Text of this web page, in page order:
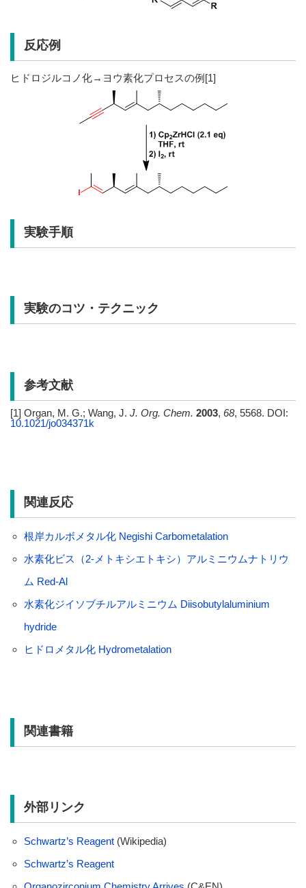
反応例
ヒドロジルコノ化→ヨウ素化プロセスの例[1]
実験手順
実験のコツ・テクニック
参考文献
[1] Organ, M. G.; Wang, J. J. Org. Chem. 2003, 68, 5568. DOI:
10.1021/jo034371k
関連反応
根岸カルボメタル化 Negishi Carbometalation
水素化ビス（2-メトキシエトキシ）アルミニウムナトリウ
ム Red-Al
水素化ジイソブチルアルミニウム Diisobutylaluminium
hydride
ヒドロメタル化 Hydrometalation
関連書籍
外部リンク
Schwartz’s Reagent(Wikipedia)
Schwartz’s Reagent